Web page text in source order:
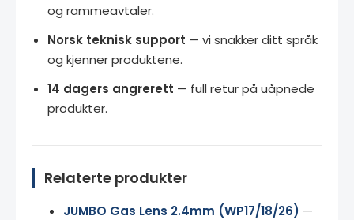
og rammeavtaler.
Norsk teknisk support — vi snakker ditt språk
og kjenner produktene.
14 dagers angrerett — full retur på uåpnede
produkter.
Relaterte produkter
JUMBO Gas Lens 2.4mm (WP17/18/26) —